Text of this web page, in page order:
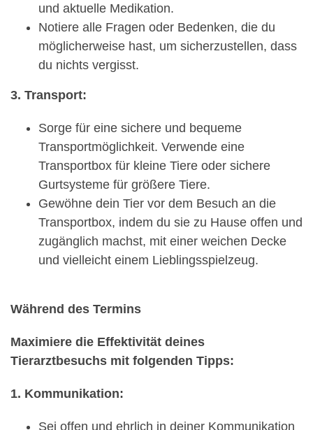
und aktuelle Medikation.
Notiere alle Fragen oder Bedenken, die du
möglicherweise hast, um sicherzustellen, dass
du nichts vergisst.
3. Transport:
Sorge für eine sichere und bequeme
Transportmöglichkeit. Verwende eine
Transportbox für kleine Tiere oder sichere
Gurtsysteme für größere Tiere.
Gewöhne dein Tier vor dem Besuch an die
Transportbox, indem du sie zu Hause offen und
zugänglich machst, mit einer weichen Decke
und vielleicht einem Lieblingsspielzeug.
Während des Termins
Maximiere die Effektivität deines
Tierarztbesuchs mit folgenden Tipps:
1. Kommunikation:
Sei offen und ehrlich in deiner Kommunikation